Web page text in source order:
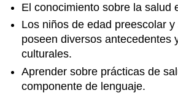
El conocimiento sobre la salud
Los niños de edad preescolar
poseen diversos antecedentes
culturales.
Aprender sobre prácticas de
componente de lenguaje.